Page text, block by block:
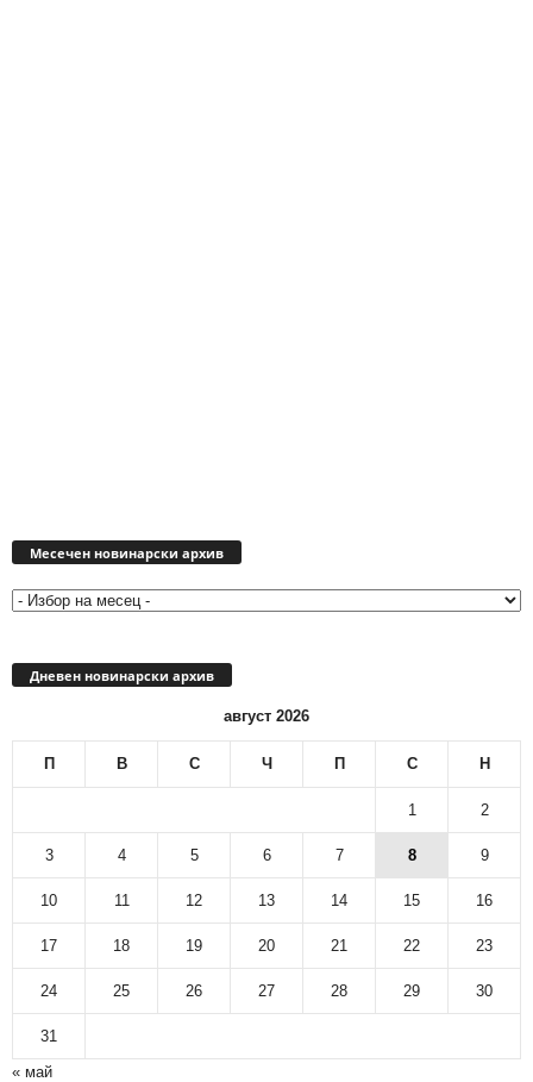
Месечен новинарски архив
Дневен новинарски архив
август 2026
П В С Ч П С Н
1 2
3 4 5 6 7 8 9
10 11 12 13 14 15 16
17 18 19 20 21 22 23
24 25 26 27 28 29 30
31
« май